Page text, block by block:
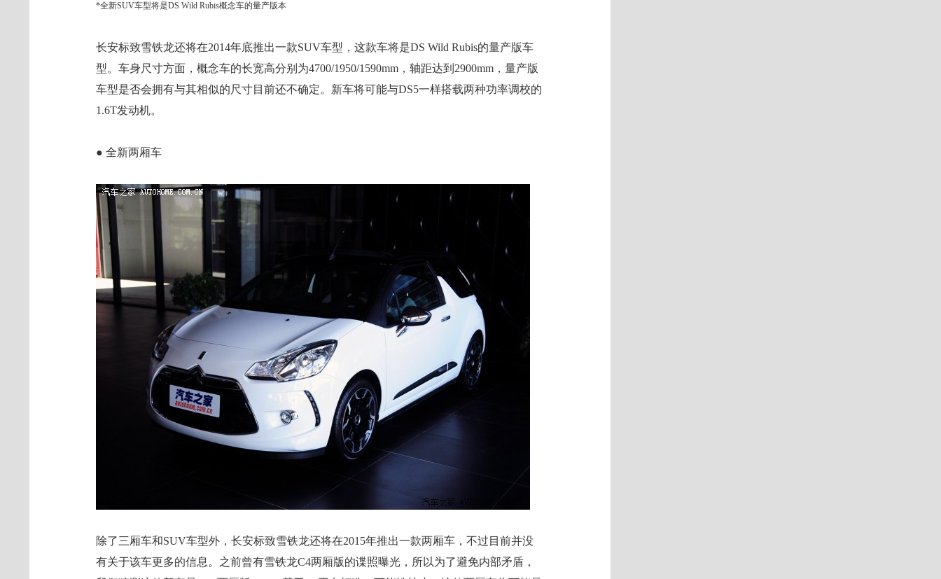
*全新SUV车型将是DS Wild Rubis概念车的量产版本
长安标致雪铁龙还将在2014年底推出一款SUV车型，这款车将是DS Wild Rubis的量产版车
型。车身尺寸方面，概念车的长宽高分别为4700/1950/1590mm，轴距达到2900mm，量产版
车型是否会拥有与其相似的尺寸目前还不确定。新车将可能与DS5一样搭载两种功率调校的
1.6T发动机。
● 全新两厢车
除了三厢车和SUV车型外，长安标致雪铁龙还将在2015年推出一款两厢车，不过目前并没
有关于该车更多的信息。之前曾有雪铁龙C4两厢版的谍照曝光，所以为了避免内部矛盾，